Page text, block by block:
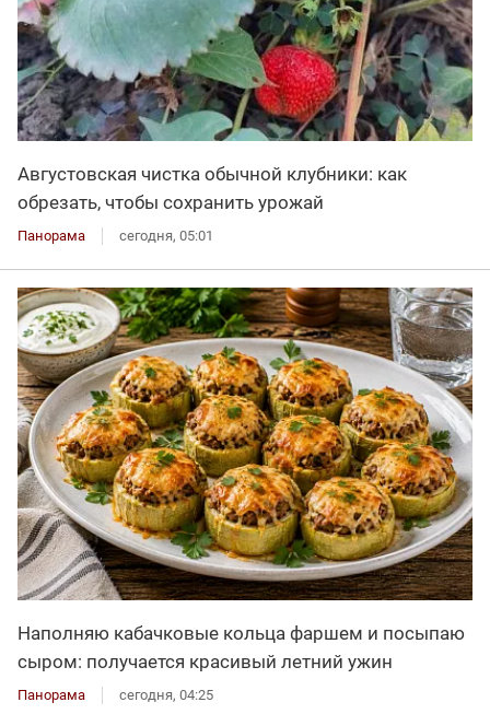
Августовская чистка обычной клубники: как
обрезать, чтобы сохранить урожай
Панорама сегодня, 05:01
Наполняю кабачковые кольца фаршем и посыпаю
сыром: получается красивый летний ужин
Панорама сегодня, 04:25